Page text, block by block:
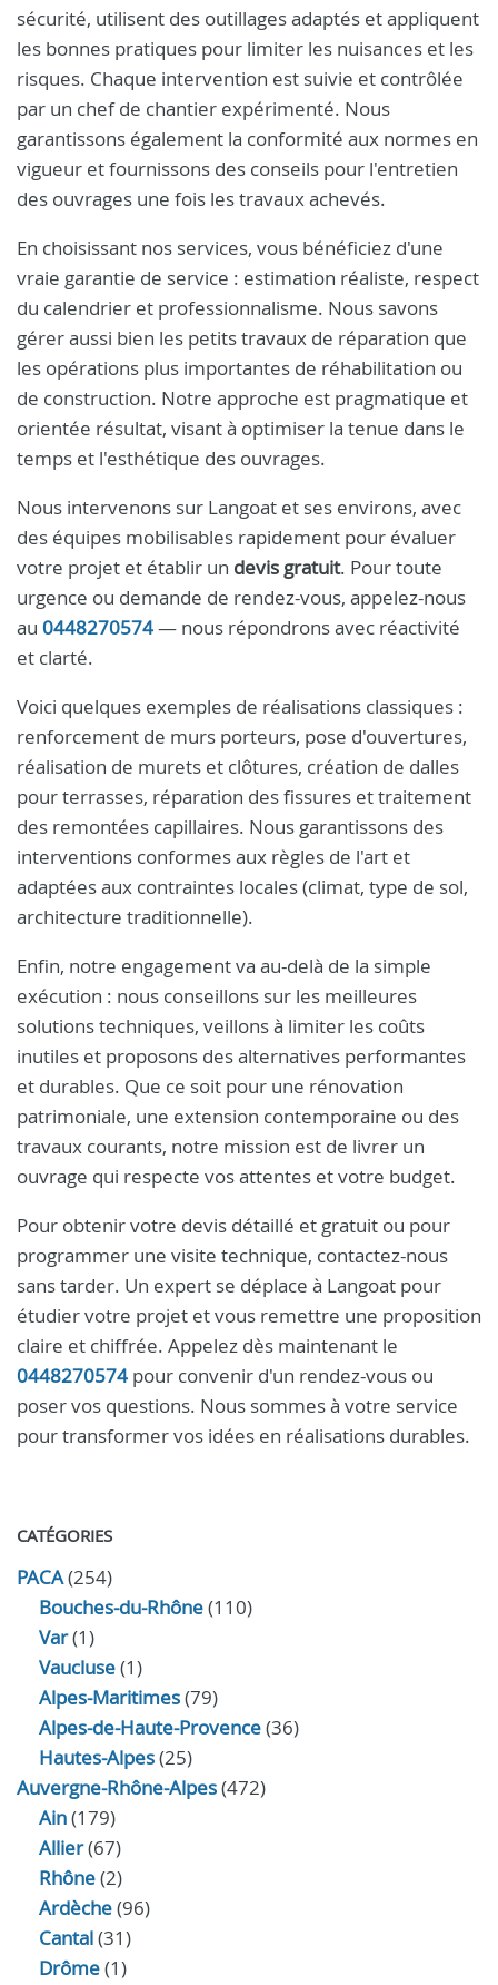
sécurité, utilisent des outillages adaptés et appliquent
les bonnes pratiques pour limiter les nuisances et les
risques. Chaque intervention est suivie et contrôlée
par un chef de chantier expérimenté. Nous
garantissons également la conformité aux normes en
vigueur et fournissons des conseils pour l'entretien
des ouvrages une fois les travaux achevés.
En choisissant nos services, vous bénéficiez d'une
vraie garantie de service : estimation réaliste, respect
du calendrier et professionnalisme. Nous savons
gérer aussi bien les petits travaux de réparation que
les opérations plus importantes de réhabilitation ou
de construction. Notre approche est pragmatique et
orientée résultat, visant à optimiser la tenue dans le
temps et l'esthétique des ouvrages.
Nous intervenons sur Langoat et ses environs, avec
des équipes mobilisables rapidement pour évaluer
votre projet et établir un devis gratuit. Pour toute
urgence ou demande de rendez-vous, appelez-nous
au 0448270574— nous répondrons avec réactivité
et clarté.
Voici quelques exemples de réalisations classiques :
renforcement de murs porteurs, pose d'ouvertures,
réalisation de murets et clôtures, création de dalles
pour terrasses, réparation des fissures et traitement
des remontées capillaires. Nous garantissons des
interventions conformes aux règles de l'art et
adaptées aux contraintes locales (climat, type de sol,
architecture traditionnelle).
Enfin, notre engagement va au-delà de la simple
exécution : nous conseillons sur les meilleures
solutions techniques, veillons à limiter les coûts
inutiles et proposons des alternatives performantes
et durables. Que ce soit pour une rénovation
patrimoniale, une extension contemporaine ou des
travaux courants, notre mission est de livrer un
ouvrage qui respecte vos attentes et votre budget.
Pour obtenir votre devis détaillé et gratuit ou pour
programmer une visite technique, contactez-nous
sans tarder. Un expert se déplace à Langoat pour
étudier votre projet et vous remettre une proposition
claire et chiffrée. Appelez dès maintenant le
0448270574 pour convenir d'un rendez-vous ou
poser vos questions. Nous sommes à votre service
pour transformer vos idées en réalisations durables.
CATÉGORIES
PACA(254)
Bouches-du-Rhône(110)
Var(1)
Vaucluse(1)
Alpes-Maritimes(79)
Alpes-de-Haute-Provence(36)
Hautes-Alpes(25)
Auvergne-Rhône-Alpes(472)
Ain(179)
Allier(67)
Rhône(2)
Ardèche(96)
Cantal(31)
Drôme(1)